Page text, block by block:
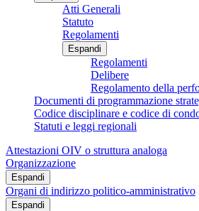
Atti Generali
Statuto
Regolamenti
Espandi
Regolamenti
Delibere
Regolamento della
Documenti di programmazione
Codice disciplinare e codice di
Statuti e leggi regionali
Attestazioni OIV o struttura analoga
Organizzazione
Espandi
Organi di indirizzo politico-amministrativo
Espandi